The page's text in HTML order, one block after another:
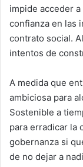
impide acceder
confianza en las
contrato social.
intentos de
A medida que
ambiciosa para
Sostenible a
para erradicar la
gobernanza si
de no dejar a